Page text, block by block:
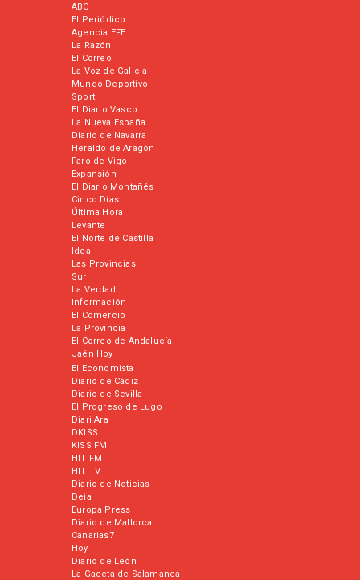
ABC
El Periódico
Agencia EFE
La Razón
El Correo
La Voz de Galicia
Mundo Deportivo
Sport
El Diario Vasco
La Nueva España
Diario de Navarra
Heraldo de Aragón
Faro de Vigo
Expansión
El Diario Montañés
Cinco Días
Última Hora
Levante
El Norte de Castilla
Ideal
Las Provincias
Sur
La Verdad
Información
El Comercio
La Provincia
El Correo de Andalucía
Jaén Hoy
El Economista
Diario de Cádiz
Diario de Sevilla
El Progreso de Lugo
Diari Ara
DKISS
KISS FM
HIT FM
HIT TV
Diario de Noticias
Deia
Europa Press
Diario de Mallorca
Canarias7
Hoy
Diario de León
La Gaceta de Salamanca